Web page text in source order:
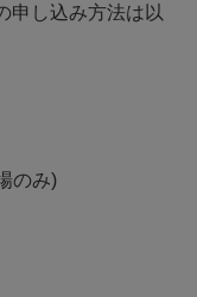
申し込み方法は以
のみ)